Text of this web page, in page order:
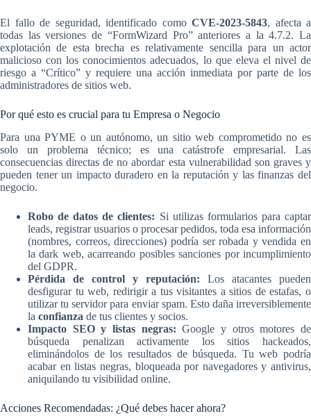
El fallo de seguridad, identificado como CVE-2023-5843, afecta a
todas las versiones de “FormWizard Pro” anteriores a la 4.7.2. La
explotación de esta brecha es relativamente sencilla para un actor
malicioso con los conocimientos adecuados, lo que eleva el nivel de
riesgo a “Crítico” y requiere una acción inmediata por parte de los
administradores de sitios web.
Por qué esto es crucial para tu Empresa o Negocio
Para una PYME o un autónomo, un sitio web comprometido no es
solo un problema técnico; es una catástrofe empresarial. Las
consecuencias directas de no abordar esta vulnerabilidad son graves y
pueden tener un impacto duradero en la reputación y las finanzas del
negocio.
Robo de datos de clientes: Si utilizas formularios para captar
leads, registrar usuarios o procesar pedidos, toda esa información
(nombres, correos, direcciones) podría ser robada y vendida en
la dark web, acarreando posibles sanciones por incumplimiento
del GDPR.
Pérdida de control y reputación: Los atacantes pueden
desfigurar tu web, redirigir a tus visitantes a sitios de estafas, o
utilizar tu servidor para enviar spam. Esto daña irreversiblemente
la confianza de tus clientes y socios.
Impacto SEO y listas negras: Google y otros motores de
búsqueda penalizan activamente los sitios hackeados,
eliminándolos de los resultados de búsqueda. Tu web podría
acabar en listas negras, bloqueada por navegadores y antivirus,
aniquilando tu visibilidad online.
Acciones Recomendadas: ¿Qué debes hacer ahora?